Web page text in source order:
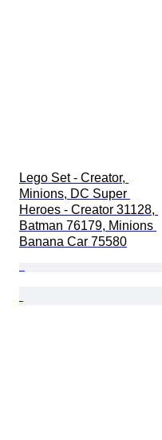
Lego Set - Creator,
Minions, DC Super
Heroes - Creator 31128,
Batman 76179, Minions
Banana Car 75580